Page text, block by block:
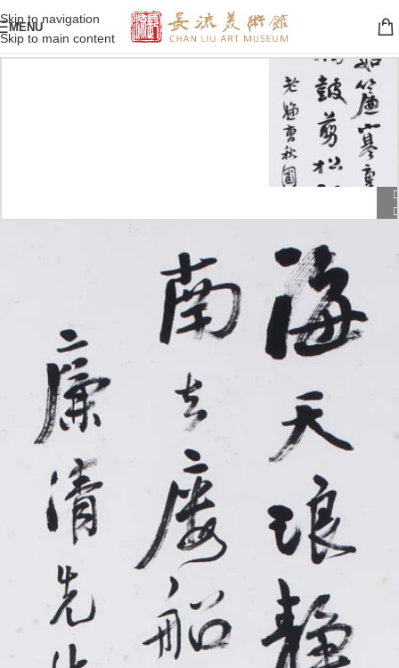
Skip to navigation
Skip to main content
MENU